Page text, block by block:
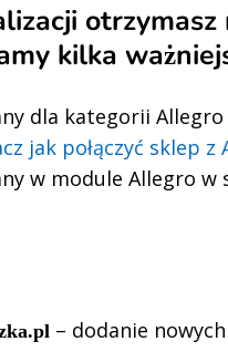
kilka
dla kategorii
jak połączyć sklep z
w module Allegro w
– dodanie